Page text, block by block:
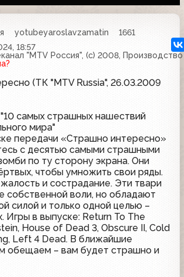
yotubeyaroslavzamatin
1661
18:57
"MTV Россия", (с) 2008,
(ТК "MTV Russia", 26.03.2009
самых страшных нашествий
мира"
передачи «Страшно интересно»
с десятью самыми страшными
по ту сторону экрана. Они
чтобы умножить свои ряды.
и сострадание. Эти твари
собственной воли, но обладают
силой и только одной целью –
Игры в выпуске: Return To The
House of Dead 3, Obscure II, Cold
Left 4 Dead. В ближайшие
обещаем – вам будет страшно и